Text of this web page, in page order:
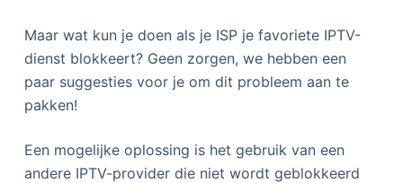
Maar wat kun je doen als je ISP je favoriete IPTV-
dienst blokkeert? Geen zorgen, we hebben een
paar suggesties voor je om dit probleem aan te
pakken!
Een mogelijke oplossing is het gebruik van een
andere IPTV-provider die niet wordt geblokkeerd